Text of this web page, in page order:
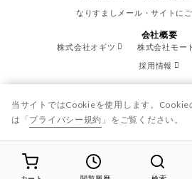
なりすましメール・サイトに
会社概要
株式会社オギツ
株式会社モー
採用情報
© OGITSU CO.,LTD. / All
当サイトではCookieを使用します。Cookie
は「プライバシー規約 」をご覧ください。